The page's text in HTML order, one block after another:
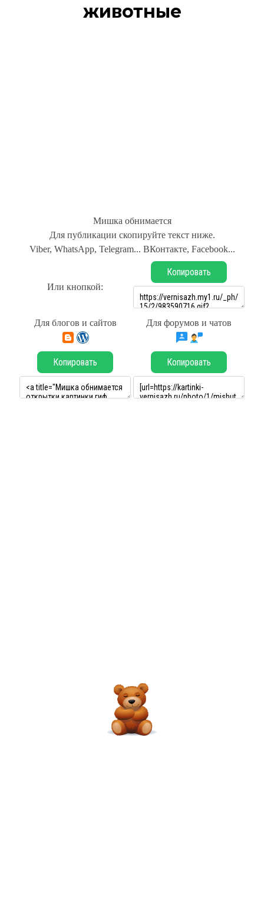
животные
Мишка обнимается
Для публикации скопируйте текст ниже.
Viber, WhatsApp, Telegram... ВКонтакте, Facebook...
Или кнопкой:
Копировать
Для блогов и сайтов Для форумов и чатов
Копировать Копировать